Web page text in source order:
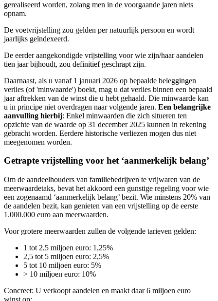
gerealiseerd worden, zolang men in de voorgaande jaren niets
opnam.
De voetvrijstelling zou gelden per natuurlijk persoon en wordt
jaarlijks geïndexeerd.
De eerder aangekondigde vrijstelling voor wie zijn/haar aandelen
tien jaar bijhoudt, zou definitief geschrapt zijn.
Daarnaast, als u vanaf 1 januari 2026 op bepaalde beleggingen
verlies (of 'minwaarde') boekt, mag u dat verlies binnen een bepaald
jaar aftrekken van de winst die u hebt gehaald. Die minwaarde kan
u in principe niet overdragen naar volgende jaren. Een belangrijke
aanvulling hierbij: Enkel minwaarden die zich situeren ten
opzichte van de waarde op 31 december 2025 kunnen in rekening
gebracht worden. Eerdere historische verliezen mogen dus niet
meegenomen worden.
Getrapte vrijstelling voor het ‘aanmerkelijk belang’
Om de aandeelhouders van familiebedrijven te vrijwaren van de
meerwaardetaks, bevat het akkoord een gunstige regeling voor wie
een zogenaamd ‘aanmerkelijk belang’ bezit. Wie minstens 20% van
de aandelen bezit, kan genieten van een vrijstelling op de eerste
1.000.000 euro aan meerwaarden.
Voor grotere meerwaarden zullen de volgende tarieven gelden:
1 tot 2,5 miljoen euro: 1,25%
2,5 tot 5 miljoen euro: 2,5%
5 tot 10 miljoen euro: 5%
> 10 miljoen euro: 10%
Concreet: U verkoopt aandelen en maakt daar 6 miljoen euro